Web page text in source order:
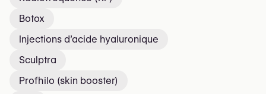
Botox
Injections d’acide hyaluronique
Sculptra
Profhilo (skin booster)